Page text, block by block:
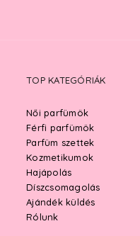
TOP KATEGÓRIÁK
Női parfümök
Férfi parfümök
Parfüm szettek
Kozmetikumok
Hajápolás
Díszcsomagolás
Ajándék küldés
Rólunk